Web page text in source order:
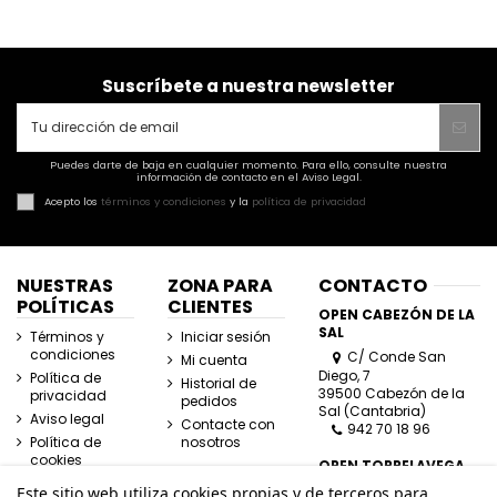
Suscríbete a nuestra newsletter
Puedes darte de baja en cualquier momento. Para ello, consulte nuestra
información de contacto en el Aviso Legal.
Acepto los términos y condiciones y la política de privacidad
NUESTRAS
POLÍTICAS
Términos y
condiciones
Política de
privacidad
Aviso legal
Política de
cookies
ZONA PARA
CLIENTES
Iniciar sesión
Mi cuenta
Historial de
pedidos
Contacte con
nosotros
CONTACTO
OPEN CABEZÓN DE LA
SAL
C/ Conde San
Diego, 7
39500 Cabezón de la
Sal (Cantabria)
942 70 18 96
OPEN TORRELAVEGA
C/ José Posada